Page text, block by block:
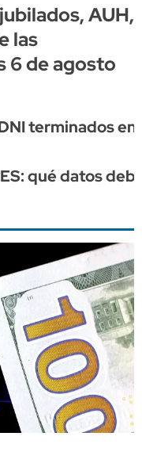
AUH,
las
6 de agosto
terminados
qué datos